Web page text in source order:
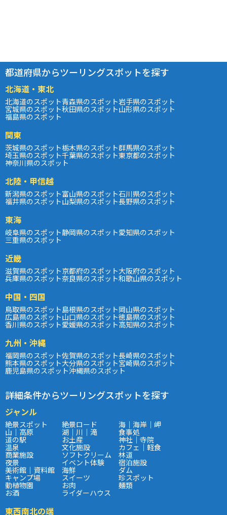
都道府県からツーリングスポットを探す
北海道・東北
北海道のスポット青森県のスポット岩手県のスポット
宮城県のスポット秋田県のスポット山形県のスポット
福島県のスポット
関東
茨城県のスポット栃木県のスポット群馬県のスポット
埼玉県のスポット千葉県のスポット東京都のスポット
神奈川県のスポット
北陸・甲信越
新潟県のスポット富山県のスポット石川県のスポット
福井県のスポット山梨県のスポット長野県のスポット
東海
岐阜県のスポット静岡県のスポット愛知県のスポット
三重県のスポット
近畿
滋賀県のスポット京都府のスポット大阪府のスポット
兵庫県のスポット奈良県のスポット和歌山県のスポット
中国・四国
鳥取県のスポット島根県のスポット岡山県のスポット
広島県のスポット山口県のスポット徳島県のスポット
香川県のスポット愛媛県のスポット高知県のスポット
九州・沖縄
福岡県のスポット佐賀県のスポット長崎県のスポット
熊本県のスポット大分県のスポット宮崎県のスポット
鹿児島県のスポット沖縄県のスポット
詳細条件からツーリングスポットを探す
ジャンル
絶景スポット 絶景ロード 海｜海岸｜岬
山｜高原 湖｜川｜滝 食事処
道の駅 お土産 神社｜寺院
温泉 文化施設 カフェ｜軽食
商業施設 ソフトクリーム 林道
夜景 イベント体験 宿泊施設
美術館｜資料館 海鮮 ダム
キャンプ場 スイーツ 珍スポット
動植物園 お肉 麺類
お酒 ライダーハウス
東西南北の端